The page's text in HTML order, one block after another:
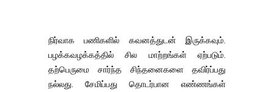
நிர்வாக பணிகளில் கவனத்துடன் இருக்கவும்.
பழக்கவழக்கத்தில் சில மாற்றங்கள் ஏற்படும்.
தற்பெருமை சார்ந்த சிந்தனைகளை தவிர்ப்பது
நல்லது. சேமிப்பது தொடர்பான எண்ணங்கள்